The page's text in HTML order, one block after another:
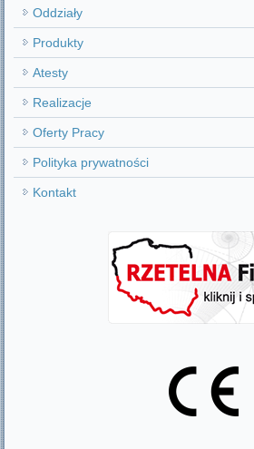
Oddziały
Produkty
Atesty
Realizacje
Oferty Pracy
Polityka prywatności
Kontakt